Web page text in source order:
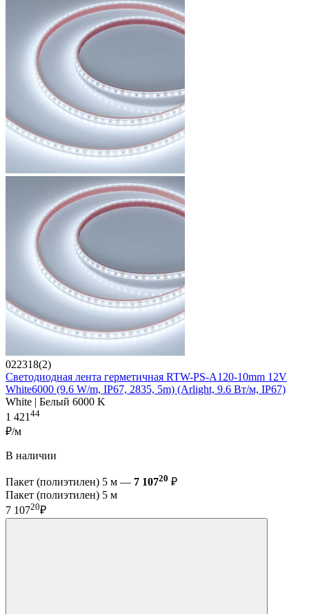
022318(2)
Светодиодная лента герметичная RTW-PS-A120-10mm 12V
White6000 (9.6 W/m, IP67, 2835, 5m) (Arlight, 9.6 Вт/м, IP67)
White | Белый 6000 K
1 421 44
₽/м
В наличии
Пакет (полиэтилен) 5 м — 7 10720 ₽
Пакет (полиэтилен) 5 м
7 10720₽